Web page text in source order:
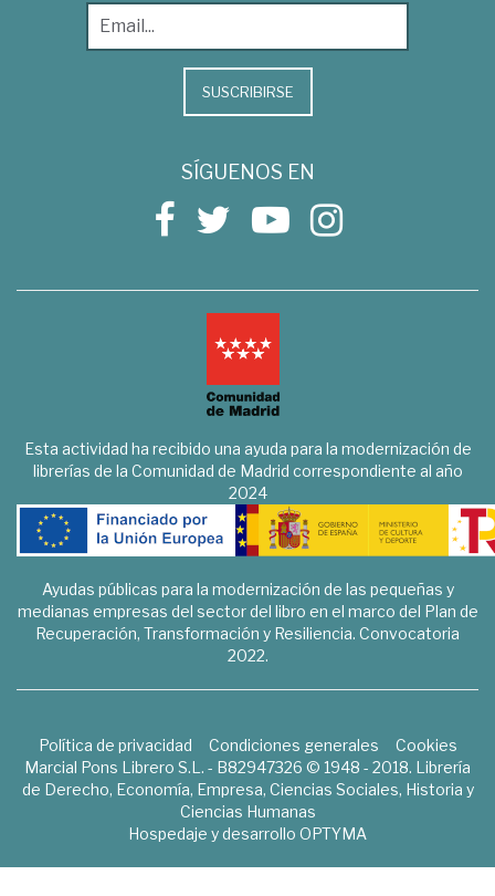
SUSCRIBIRSE
SÍGUENOS EN
Esta actividad ha recibido una ayuda para la modernización de
librerías de la Comunidad de Madrid correspondiente al año
2024
Ayudas públicas para la modernización de las pequeñas y
medianas empresas del sector del libro en el marco del Plan de
Recuperación, Transformación y Resiliencia. Convocatoria
2022.
Política de privacidad Condiciones generales
Cookies
Marcial Pons Librero S.L. - B82947326 © 1948 - 2018. Librería
de Derecho, Economía, Empresa, Ciencias Sociales, Historia y
Ciencias Humanas
Hospedaje y desarrollo OPTYMA